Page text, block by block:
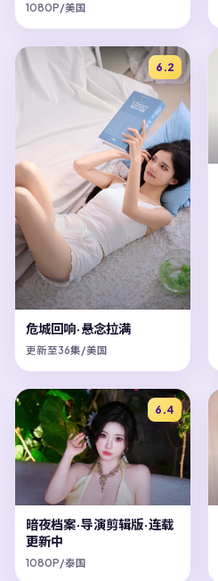
1080P/美国
6.2
危城回响·悬念拉满
更新至36集/美国
6.4
暗夜档案·导演剪辑版·连载
更新中
1080P/泰国